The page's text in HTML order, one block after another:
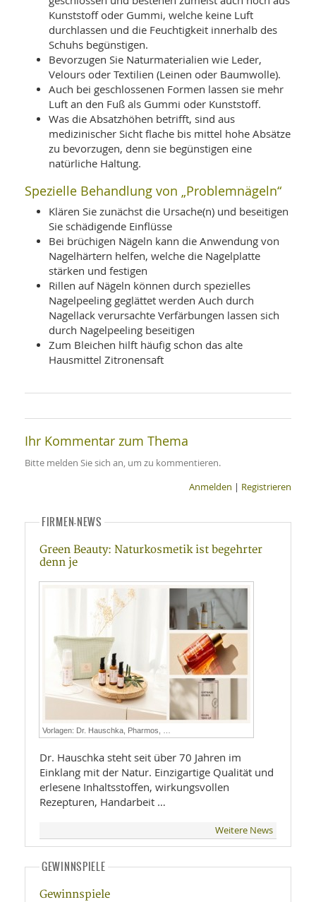
Kunststoff oder Gummi, welche keine Luft
durchlassen und die Feuchtigkeit innerhalb des
Schuhs begünstigen.
Bevorzugen Sie Naturmaterialien wie Leder,
Velours oder Textilien (Leinen oder Baumwolle).
Auch bei geschlossenen Formen lassen sie mehr
Luft an den Fuß als Gummi oder Kunststoff.
Was die Absatzhöhen betrifft, sind aus
medizinischer Sicht flache bis mittel hohe Absätze
zu bevorzugen, denn sie begünstigen eine
natürliche Haltung.
Spezielle Behandlung von „Problemnägeln“
Klären Sie zunächst die Ursache(n) und beseitigen
Sie schädigende Einflüsse
Bei brüchigen Nägeln kann die Anwendung von
Nagelhärtern helfen, welche die Nagelplatte
stärken und festigen
Rillen auf Nägeln können durch spezielles
Nagelpeeling geglättet werden Auch durch
Nagellack verursachte Verfärbungen lassen sich
durch Nagelpeeling beseitigen
Zum Bleichen hilft häufig schon das alte
Hausmittel Zitronensaft
Ihr Kommentar zum Thema
Bitte melden Sie sich an, um zu kommentieren.
Anmelden | Registrieren
FIRMEN-NEWS
Green Beauty: Naturkosmetik ist begehrter
denn je
Vorlagen: Dr. Hauschka, Pharmos, …
Dr. Hauschka steht seit über 70 Jahren im
Einklang mit der Natur. Einzigartige Qualität und
erlesene Inhaltsstoffen, wirkungsvollen
Rezepturen, Handarbeit …
Weitere News
GEWINNSPIELE
Gewinnspiele